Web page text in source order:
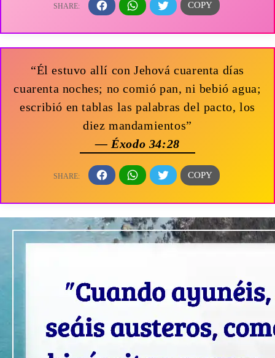
“Él estuvo allí con Jehová cuarenta días
cuarenta noches; no comió pan, ni bebió agua;
escribió en tablas las palabras del pacto, los
diez mandamientos”
— Éxodo 34:28